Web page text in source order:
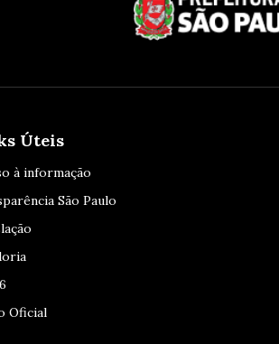
Úteis
à informação
São Paulo
Oficial